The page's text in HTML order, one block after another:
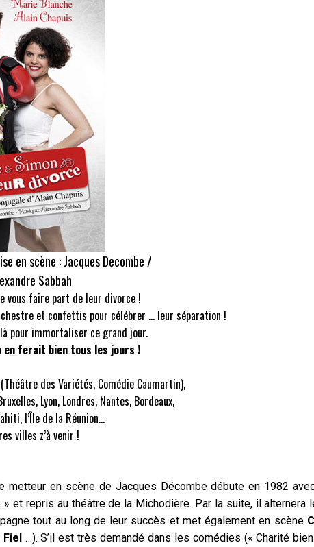
en scène : Jacques Decombe /
Sabbah
vous faire part de leur divorce !
et confettis pour célébrer … leur séparation !
pour immortaliser ce grand jour.
en ferait bien tous les jours !
des Variétés, Comédie Caumartin),
Lyon, Londres, Nantes, Bordeaux,
l’Île de la Réunion…
villes z’à venir !
metteur en scène de Jacques Décombe débute en 1982
et repris au théâtre de la Michodière. Par la suite, il alternera
tout au long de leur succès et met également en scène
…). S’il est très demandé dans les comédies (« Charité